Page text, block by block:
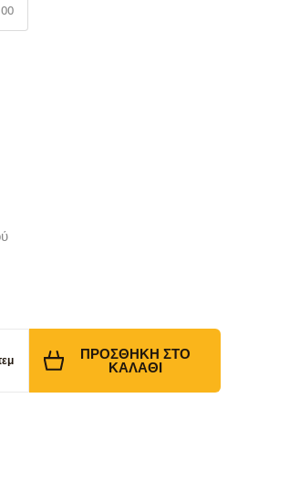
ΠΡΟΣΘΉΚΗ ΣΤΟ
ΚΑΛΆΘΙ